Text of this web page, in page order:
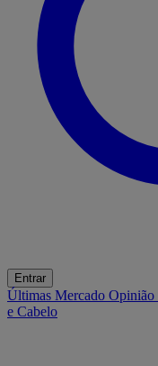
Entrar
Últimas Mercado Opinião
e Cabelo